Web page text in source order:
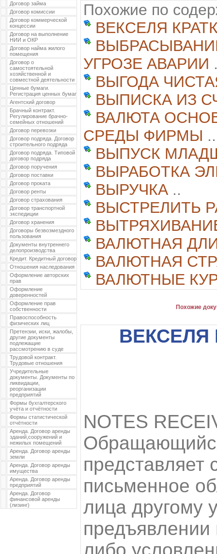
Договор займа
Договор комиссии
Договор коммерческой
концессии
Договор на выполнение
НИИ и ОКР
Договор найма жилого
помещения
Договор о
самостоятельной
хозяйственной и
совместной деятельности
Ценные бумаги.
Регистрация ценных бумаг
Агентский договор
Брачный контракт.
Регулирование брачно-
семейных отношений
Договор перевозки
Договор подряда. Договор
строительного подряда
Договор подряда. Типовой
договор подряда
Договор поручения
Договор поставки
Договор проката
Договор ренты
Договор страхования
Договор транспортной
экспедиции
Договор хранения
Договоры безвозмездного
пользования
Документы внутреннего
делопроизводства
Кредит. Кредитный договор
Отношения наследования
Оформление авторских
прав
Оформление
доверенностей
Оформление прав
собственности
Правоспособность
физических лиц
Претензии, иски, жалобы,
другие документы
подлежащие
рассмотрению в суде
Трудовой контракт.
Трудовые отношения
Учредительные
документы. Документы по
ликвидации,
реорганизации
предприятий
Формы бухгалтерского
учёта и отчётности
Формы статистической
отчётности
Аренда. Договор аренды
зданий,сооружений и
нежилых помещений
Аренда. Договор аренды
земли
Аренда. Договор аренды
имущества
Аренда. Договор аренды
предприятий
Аренда. Договор
финансовой аренды
(лизинг)
Похожие по
ВЕКСЕЛЯ
УГРОЗЕ АВАРИИ
ВЫГОДА
ВЫПИСКА ИЗ
ВАЛЮТА
СРЕДЫ ФИРМЫ ..
ВЫПУСК
ВЫРАБОТКА
ВЫРУЧКА ..
ВЫСТРЕЛИТЬ
ВАЛЮТНАЯ
ВАЛЮТНАЯ
ВАЛЮТНЫЕ
Похожие
NOTES
представляет
письменное
лица другому
предъявлении